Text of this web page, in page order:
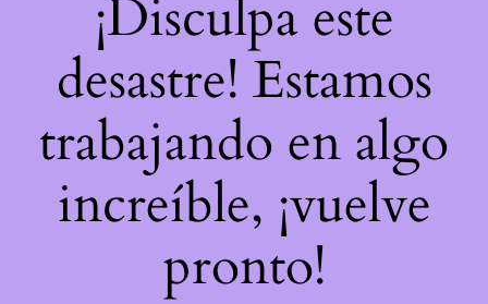
¡Disculpa este
desastre! Estamos
trabajando en algo
increíble, ¡vuelve
pronto!